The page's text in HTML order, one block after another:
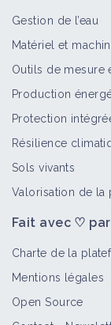
Gestion de l’eau
Matériel et
Outils de mesure
Production
Protection
Résilience
Sols vivants
Valorisation de la
Fait avec ♡ par
Charte de la
Mentions légales
Open Source